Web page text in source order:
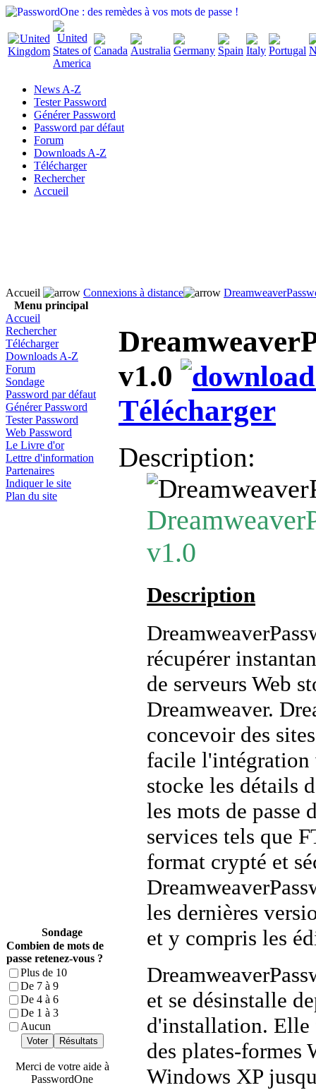
News A-Z
Tester Password
Générer Password
Password par défaut
Forum
Downloads A-Z
Télécharger
Rechercher
Accueil
Accueil Connexions à distance
Menu principal
Accueil
Rechercher
Télécharger
Downloads A-Z
Forum
Sondage
Password par défaut
Générer Password
Tester Password
Web Password
Le Livre d'or
Lettre d'information
Partenaires
Indiquer le site
Plan du site
Sondage
Combien de mots de
passe retenez-vous ?
Plus de 10
De 7 à 9
De 4 à 6
De 1 à 3
Aucun
Voter Résultats
Merci de votre aide à
PasswordOne
v1.0
Télécharger
Description:
v1.0
Description
récupérer
de serveurs Web
Dreamweaver.
concevoir des
facile l'intégration
stocke les détails
les mots de passe
services tels que
format crypté et
les dernières
et y compris les
et se désinstalle
d'installation. Elle
des plates-formes
Windows XP